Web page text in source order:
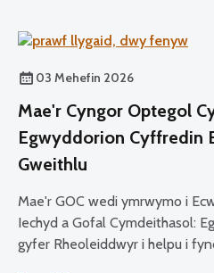
03 Mehefin 2026
Mae'r Cyngor Optegol
Egwyddorion Cyffredin
Gweithlu
Mae'r GOC wedi ymrwymo i
Iechyd a Gofal Cymdeithasol:
gyfer Rheoleiddwyr i helpu i